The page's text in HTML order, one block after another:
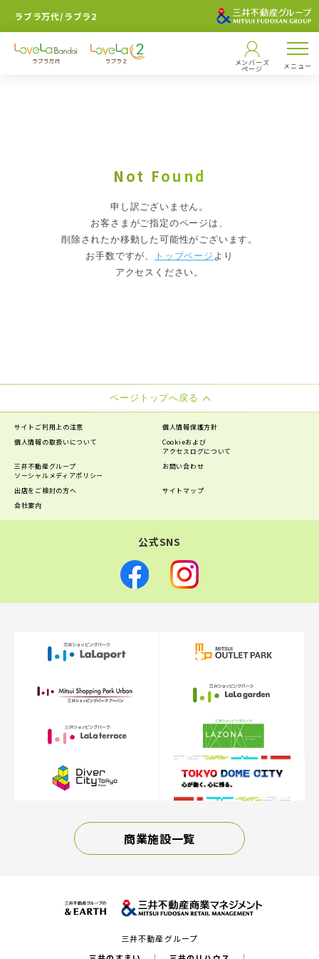
ラブラ万代/ラブラ2
メンバーズ
ページ メニュー
Not Found
申し訳ございません。
お客さまがご指定のページは、
削除されたか移動した可能性がございます。
お手数ですが、
トップページ より
アクセスください。
ページトップへ戻る
サイトご利用上の注意
個人情報保護方針
個人情報の取扱いについて
Cookieおよび
アクセスログについて
三井不動産グループ
ソーシャルメディアポリシー
お問い合わせ
出店をご検討の方へ
サイトマップ
会社案内
公式SNS
商業施設一覧
三井不動産グループ